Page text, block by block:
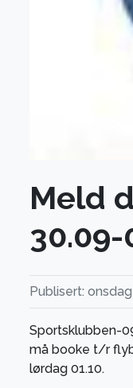
Meld
30.09-
Publisert:
Sportsklubben-
må booke t/r
lørdag 01.10.